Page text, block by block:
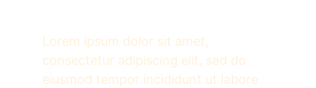
Lorem ipsum dolor sit amet,
consectetur adipiscing elit, sed do
eiusmod tempor incididunt ut labore